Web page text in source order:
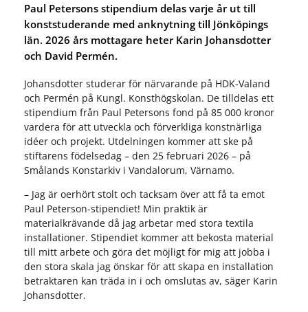
Paul Petersons stipendium delas varje år ut till
konststuderande med anknytning till Jönköpings
län. 2026 års mottagare heter Karin Johansdotter
och David Permén.
Johansdotter studerar för närvarande på HDK-Valand
och Permén på Kungl. Konsthögskolan. De tilldelas ett
stipendium från Paul Petersons fond på 85 000 kronor
vardera för att utveckla och förverkliga konstnärliga
idéer och projekt. Utdelningen kommer att ske på
stiftarens födelsedag – den 25 februari 2026 – på
Smålands Konstarkiv i Vandalorum, Värnamo.
– Jag är oerhört stolt och tacksam över att få ta emot
Paul Peterson-stipendiet! Min praktik är
materialkrävande då jag arbetar med stora textila
installationer. Stipendiet kommer att bekosta material
till mitt arbete och göra det möjligt för mig att jobba i
den stora skala jag önskar för att skapa en installation
betraktaren kan träda in i och omslutas av, säger Karin
Johansdotter.